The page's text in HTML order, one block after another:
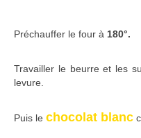
Préchauffer le four à 180°.
Travailler le beurre et les
levure.
Puis le chocolat blanc